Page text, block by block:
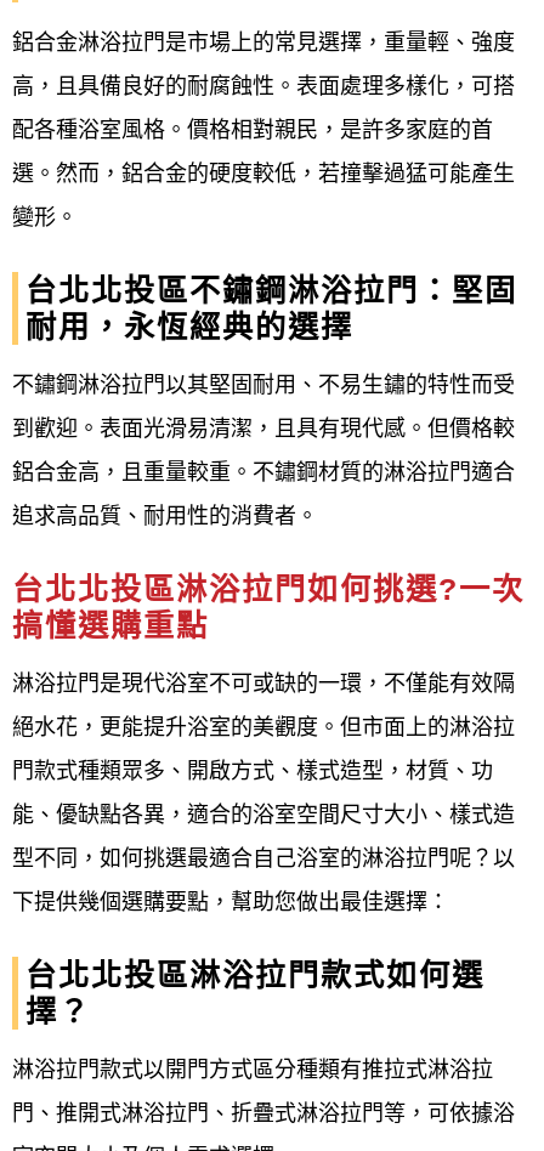
鋁合金淋浴拉門是市場上的常見選擇，重量輕、強度
高，且具備良好的耐腐蝕性。表面處理多樣化，可搭
配各種浴室風格。價格相對親民，是許多家庭的首
選。然而，鋁合金的硬度較低，若撞擊過猛可能產生
變形。
台北北投區不鏽鋼淋浴拉門：堅固
耐用，永恆經典的選擇
不鏽鋼淋浴拉門以其堅固耐用、不易生鏽的特性而受
到歡迎。表面光滑易清潔，且具有現代感。但價格較
鋁合金高，且重量較重。不鏽鋼材質的淋浴拉門適合
追求高品質、耐用性的消費者。
台北北投區淋浴拉門如何挑選?一次
搞懂選購重點
淋浴拉門是現代浴室不可或缺的一環，不僅能有效隔
絕水花，更能提升浴室的美觀度。但市面上的淋浴拉
門款式種類眾多、開啟方式、樣式造型，材質、功
能、優缺點各異，適合的浴室空間尺寸大小、樣式造
型不同，如何挑選最適合自己浴室的淋浴拉門呢？以
下提供幾個選購要點，幫助您做出最佳選擇：
台北北投區淋浴拉門款式如何選
擇？
淋浴拉門款式以開門方式區分種類有推拉式淋浴拉
門、推開式淋浴拉門、折疊式淋浴拉門等，可依據浴